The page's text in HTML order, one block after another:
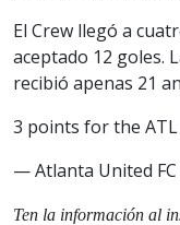
El Crew llegó a
aceptado 12 goles.
recibió apenas 21
3 points for the
— Atlanta United FC
Ten la información al